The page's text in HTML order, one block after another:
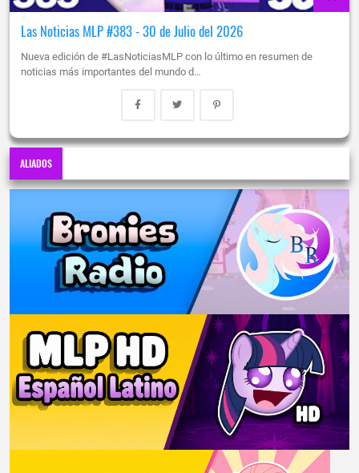
Las Noticias MLP #383 - 30 de Julio del 2026
Nueva edición de #LasNoticiasMLP con lo último en resumen de
noticias más importantes del mundo d…
ALIADOS